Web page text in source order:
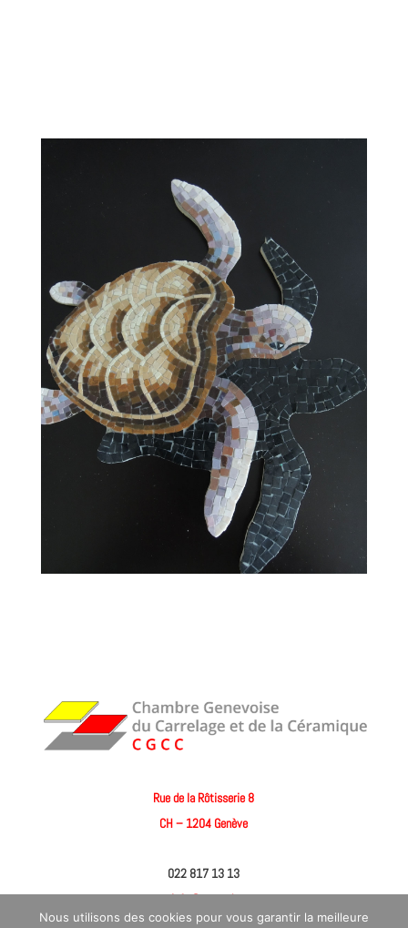
Rue de la Rôtisserie 8
CH – 1204 Genève
022 817 13 13
info@cgcc.ch
Nous utilisons des cookies pour vous garantir la meilleure